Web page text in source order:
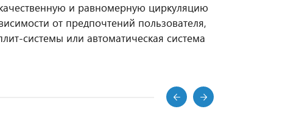
и равномерную циркуляцию
от предпочтений пользователя,
системы или автоматическая система